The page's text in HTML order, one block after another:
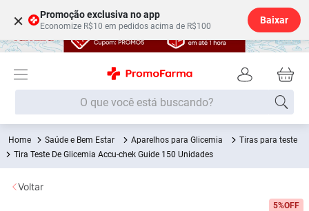
× Promoção exclusiva no app
Economize R$10 em pedidos acima de R$100
Baixar
O que você está buscando?
Saúde e Bem Estar Aparelhos para Glicemia
Tiras para teste
Tira Teste De Glicemia Accu-chek Guide 150 Unidades
5%OFF
Voltar
Termos mais buscados
1º Fralda
2